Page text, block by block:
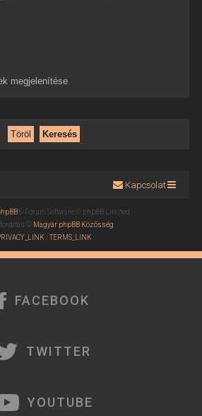
megjelenítése
Kapcsolat
® Forum Software © phpBB Limited
© Magyar phpBB Közösség
|TERMS_LINK
FACEBOOK
TWITTER
YOUTUBE